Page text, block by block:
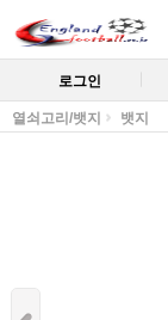
로그인
열쇠고리/뱃지 뱃지